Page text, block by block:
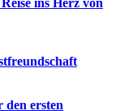
ins Herz von
den ersten